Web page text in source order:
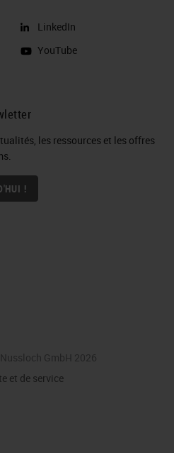
LinkedIn
YouTube
les ressources et les offres
!
GmbH 2026
et de service